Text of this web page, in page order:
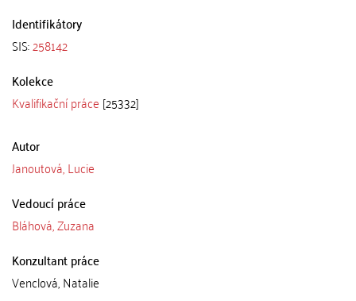
Identifikátory
SIS:258142
Kolekce
Kvalifikační práce [25332]
Autor
Janoutová, Lucie
Vedoucí práce
Bláhová, Zuzana
Konzultant práce
Venclová, Natalie